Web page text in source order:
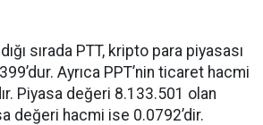
sırada PTT, kripto para piyasası
Ayrıca PPT’nin ticaret hacmi
Piyasa değeri 8.133.501 olan
değeri hacmi ise 0.0792’dir.